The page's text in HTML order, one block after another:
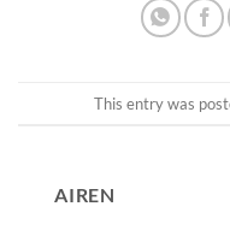
This entry was
AIREN